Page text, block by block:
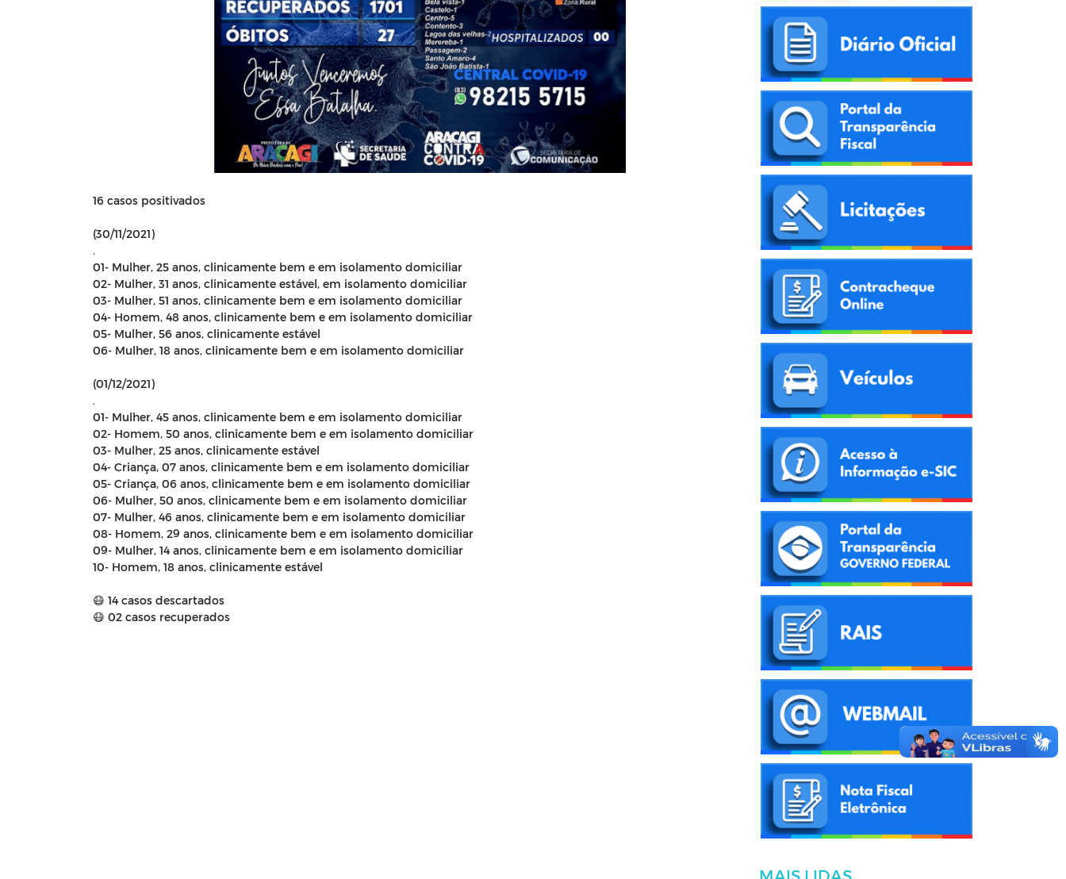
16 casos positivados
(30/11/2021)
.
01- Mulher, 25 anos, clinicamente bem e em isolamento domiciliar
02- Mulher, 31 anos, clinicamente estável, em isolamento domiciliar
03- Mulher, 51 anos, clinicamente bem e em isolamento domiciliar
04- Homem, 48 anos, clinicamente bem e em isolamento domiciliar
05- Mulher, 56 anos, clinicamente estável
06- Mulher, 18 anos, clinicamente bem e em isolamento domiciliar
(01/12/2021)
.
01- Mulher, 45 anos, clinicamente bem e em isolamento domiciliar
02- Homem, 50 anos, clinicamente bem e em isolamento domiciliar
03- Mulher, 25 anos, clinicamente estável
04- Criança, 07 anos, clinicamente bem e em isolamento domiciliar
05- Criança, 06 anos, clinicamente bem e em isolamento domiciliar
06- Mulher, 50 anos, clinicamente bem e em isolamento domiciliar
07- Mulher, 46 anos, clinicamente bem e em isolamento domiciliar
08- Homem, 29 anos, clinicamente bem e em isolamento domiciliar
09- Mulher, 14 anos, clinicamente bem e em isolamento domiciliar
10- Homem, 18 anos, clinicamente estável
😷 14 casos descartados
😷 02 casos recuperados